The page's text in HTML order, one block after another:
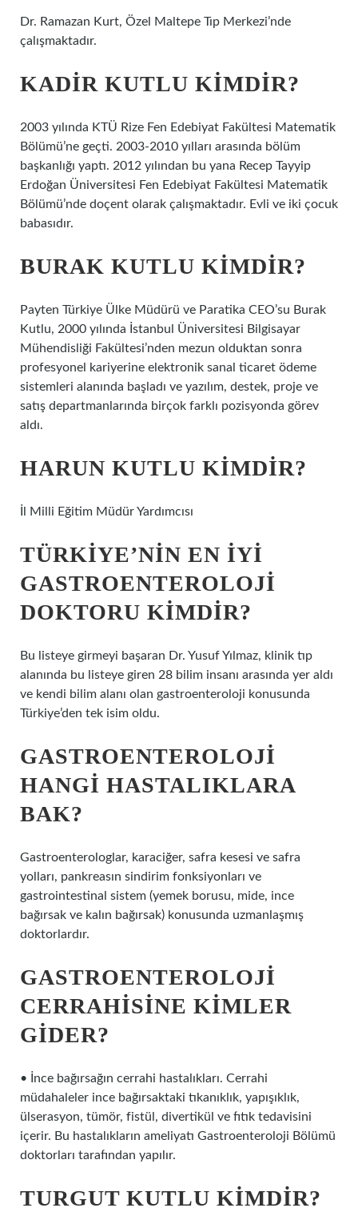
Dr. Ramazan Kurt, Özel Maltepe Tıp Merkezi’nde
çalışmaktadır.
KADIR KUTLU KIMDIR?
2003 yılında KTÜ Rize Fen Edebiyat Fakültesi Matematik
Bölümü’ne geçti. 2003-2010 yılları arasında bölüm
başkanlığı yaptı. 2012 yılından bu yana Recep Tayyip
Erdoğan Üniversitesi Fen Edebiyat Fakültesi Matematik
Bölümü’nde doçent olarak çalışmaktadır. Evli ve iki çocuk
babasıdır.
BURAK KUTLU KIMDIR?
Payten Türkiye Ülke Müdürü ve Paratika CEO’su Burak
Kutlu, 2000 yılında İstanbul Üniversitesi Bilgisayar
Mühendisliği Fakültesi’nden mezun olduktan sonra
profesyonel kariyerine elektronik sanal ticaret ödeme
sistemleri alanında başladı ve yazılım, destek, proje ve
satış departmanlarında birçok farklı pozisyonda görev
aldı.
HARUN KUTLU KIMDIR?
İl Milli Eğitim Müdür Yardımcısı
TÜRKIYE’NIN EN IYI
GASTROENTEROLOJI
DOKTORU KIMDIR?
Bu listeye girmeyi başaran Dr. Yusuf Yılmaz, klinik tıp
alanında bu listeye giren 28 bilim insanı arasında yer aldı
ve kendi bilim alanı olan gastroenteroloji konusunda
Türkiye’den tek isim oldu.
GASTROENTEROLOJI
HANGI HASTALIKLARA
BAK?
Gastroenterologlar, karaciğer, safra kesesi ve safra
yolları, pankreasın sindirim fonksiyonları ve
gastrointestinal sistem (yemek borusu, mide, ince
bağırsak ve kalın bağırsak) konusunda uzmanlaşmış
doktorlardır.
GASTROENTEROLOJI
CERRAHISINE KIMLER
GIDER?
• İnce bağırsağın cerrahi hastalıkları. Cerrahi
müdahaleler ince bağırsaktaki tıkanıklık, yapışıklık,
ülserasyon, tümör, fistül, divertikül ve fıtık tedavisini
içerir. Bu hastalıkların ameliyatı Gastroenteroloji Bölümü
doktorları tarafından yapılır.
TURGUT KUTLU KIMDIR?